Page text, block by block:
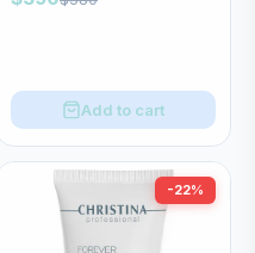
(60ml)
Add to cart
-22%